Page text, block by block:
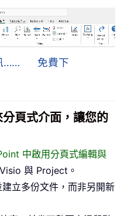
……
免費下
頁式介面，讓您的
中啟用分頁式編輯與
與 Project。
立多份文件，而非另開新